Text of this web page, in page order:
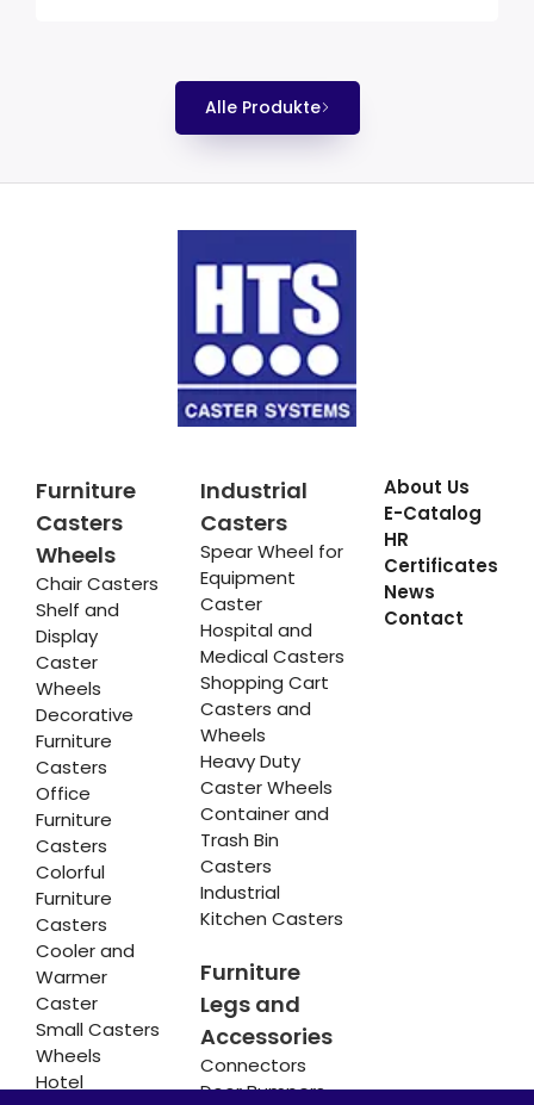
Alle Produkte
Furniture
Casters
Wheels
Chair Casters
Shelf and
Display
Caster
Wheels
Decorative
Furniture
Casters
Office
Furniture
Casters
Colorful
Furniture
Casters
Cooler and
Warmer
Caster
Small Casters
Wheels
Hotel
Industrial
Casters
Spear Wheel for
Equipment
Caster
Hospital and
Medical Casters
Shopping Cart
Casters and
Wheels
Heavy Duty
Caster Wheels
Container and
Trash Bin
Casters
Industrial
Kitchen Casters
Furniture
Legs and
Accessories
Connectors
Door Bumpers
About Us
E-Catalog
HR
Certificates
News
Contact